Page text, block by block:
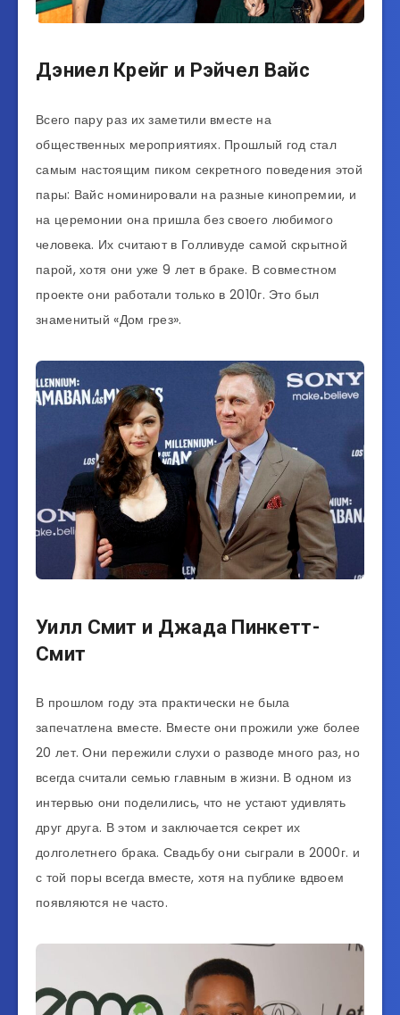
Дэниел Крейг и Рэйчел Вайс
Всего пару раз их заметили вместе на
общественных мероприятиях. Прошлый год стал
самым настоящим пиком секретного поведения этой
пары: Вайс номинировали на разные кинопремии, и
на церемонии она пришла без своего любимого
человека. Их считают в Голливуде самой скрытной
парой, хотя они уже 9 лет в браке. В совместном
проекте они работали только в 2010г. Это был
знаменитый «Дом грез».
Уилл Смит и Джада Пинкетт-
Смит
В прошлом году эта практически не была
запечатлена вместе. Вместе они прожили уже более
20 лет. Они пережили слухи о разводе много раз, но
всегда считали семью главным в жизни. В одном из
интервью они поделились, что не устают удивлять
друг друга. В этом и заключается секрет их
долголетнего брака. Свадьбу они сыграли в 2000г. и
с той поры всегда вместе, хотя на публике вдвоем
появляются не часто.